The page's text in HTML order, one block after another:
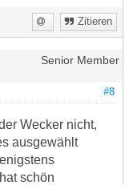
Zitieren
Senior Member
#8
Wecker nicht,
ausgewählt
schön